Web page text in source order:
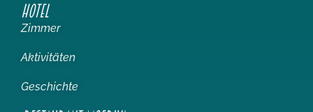
HOTEL
Zimmer
Aktivitäten
Geschichte